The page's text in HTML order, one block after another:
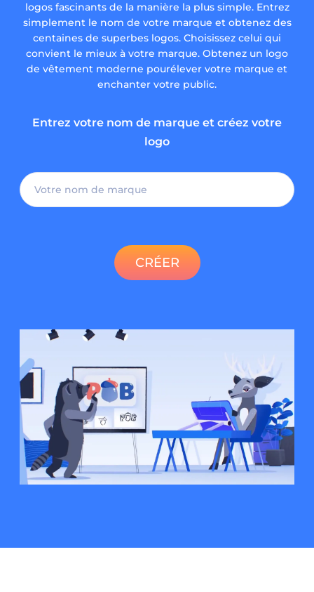
logos fascinants de la manière la plus simple. Entrez
simplement le nom de votre marque et obtenez des
centaines de superbes logos. Choisissez celui qui
convient le mieux à votre marque. Obtenez un logo
de vêtement moderne pourélever votre marque et
enchanter votre public.
Entrez votre nom de marque et créez votre
logo
CRÉER